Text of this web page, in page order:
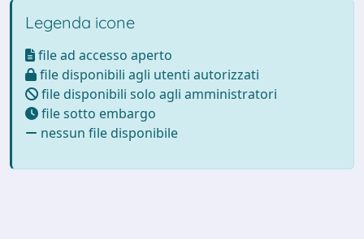
Legenda icone
file ad accesso aperto
file disponibili agli utenti autorizzati
file disponibili solo agli amministratori
file sotto embargo
nessun file disponibile